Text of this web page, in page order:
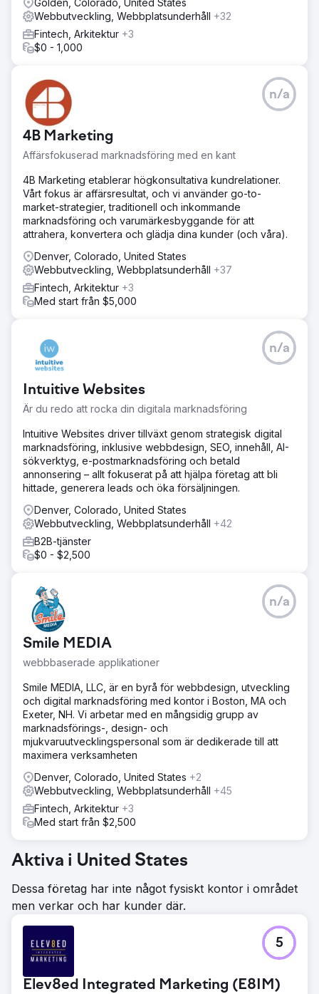
tydliga platssignaler rakt igenom. Google Business-
profilen anpassades till den nya webbplatsen, och varje
sida byggdes med en direkt kontaktväg, vilket gjorde det
enkelt för besökare att ringa eller begära en offert.
Resultat
Kort efter att den nya webbplatsen lanserades började
kunden få regelbundna inkommande samtal direkt från sin
webbplats och Google-närvaro. För ett företag som
tidigare inte sett några digitala leads markerade detta en
tydlig vändpunkt, vilket bevisade att rätt
webbplatsstruktur och lokal SEO-grund kan frigöra
tjänstemarknad.
Gå till byråsida
Webbutveckling, Webbplatsunderhåll +32
Fintech, Arkitektur +3
$0 - 1,000
4B Marketing
Affärsfokuserad marknadsföring med en kant
n/a
4B Marketing etablerar högkonsultativa kundrelationer.
Vårt fokus är affärsresultat, och vi använder go-to-
market-strategier, traditionell och inkommande
marknadsföring och varumärkesbyggande för att
attrahera, konvertera och glädja dina kunder (och våra).
Denver, Colorado, United States
Webbutveckling, Webbplatsunderhåll +37
Fintech, Arkitektur +3
Med start från $5,000
Intuitive Websites
Är du redo att rocka din digitala marknadsföring
n/a
Intuitive Websites driver tillväxt genom strategisk digital
marknadsföring, inklusive webbdesign, SEO, innehåll, AI-
sökverktyg, e-postmarknadsföring och betald
annonsering – allt fokuserat på att hjälpa företag att bli
hittade, generera leads och öka försäljningen.
Denver, Colorado, United States
Webbutveckling, Webbplatsunderhåll +42
B2B-tjänster
$0 - $2,500
Smile MEDIA
webbbaserade applikationer
n/a
Smile MEDIA, LLC, är en byrå för webbdesign, utveckling
och digital marknadsföring med kontor i Boston, MA och
Exeter, NH. Vi arbetar med en mångsidig grupp av
marknadsförings-, design- och
mjukvaruutvecklingspersonal som är dedikerade till att
maximera verksamheten
Denver, Colorado, United States +2
Webbutveckling, Webbplatsunderhåll +45
Fintech, Arkitektur +3
Med start från $2,500
Aktiva i United States
Dessa företag har inte något fysiskt kontor i området
men verkar och har kunder där.
Elev8ed Integrated Marketing (E8IM)
5